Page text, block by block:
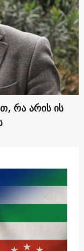
რა არის ის